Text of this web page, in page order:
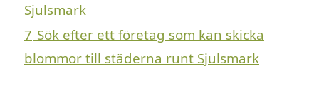
Sjulsmark
7 Sök efter ett företag som kan skicka
blommor till städerna runt Sjulsmark